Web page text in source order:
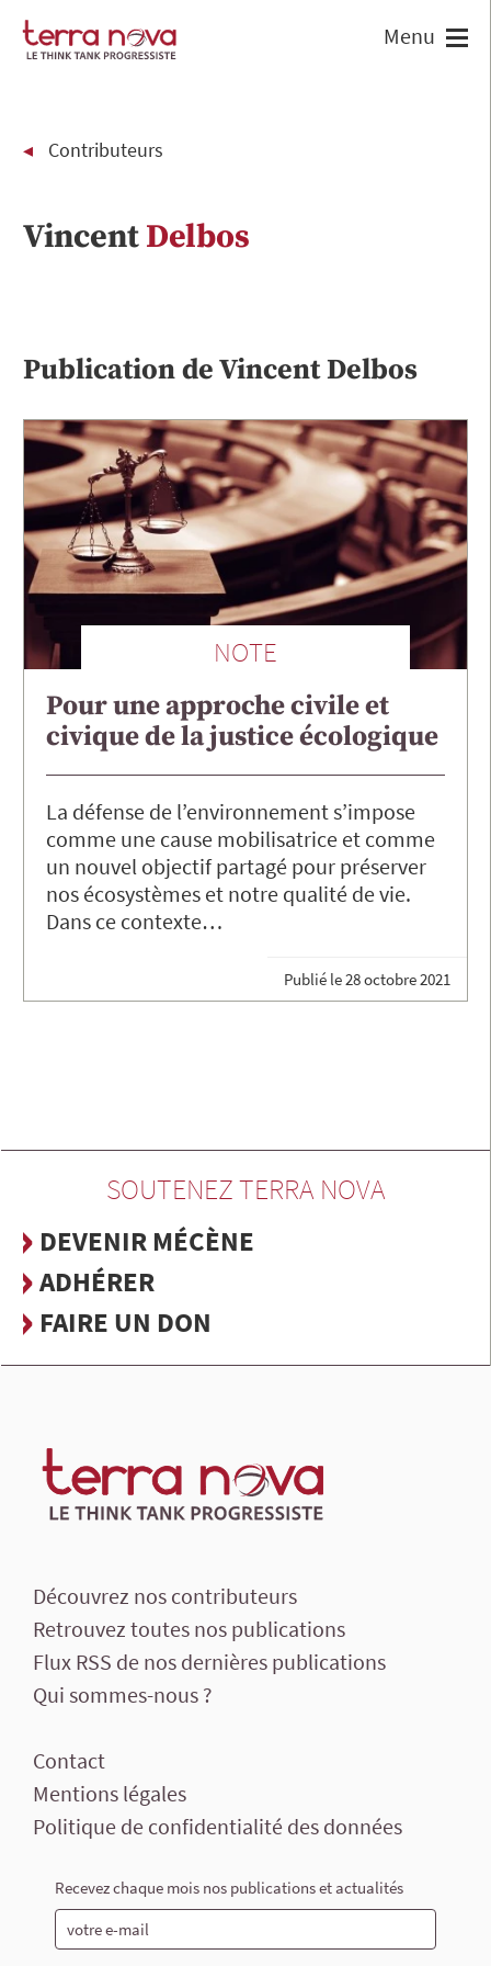
Contributeurs
VincentDelbos
Publication deVincentDelbos
NOTE
Pour une approche civile et
civique de la justice écologique
La défense de l’environnement s’impose
comme une cause mobilisatrice et comme
un nouvel objectif partagé pour préserver
nos écosystèmes et notre qualité de vie.
Dans ce contexte…
Publié le28 octobre 2021
SOUTENEZ TERRA NOVA
DEVENIR MÉCÈNE
ADHÉRER
FAIRE UN DON
Découvrez nos contributeurs
Retrouvez toutes nos publications
Flux RSS de nos dernières publications
Qui sommes-nous ?
Contact
Mentions légales
Politique de confidentialité des données
Recevez chaque mois nos publications et actualités